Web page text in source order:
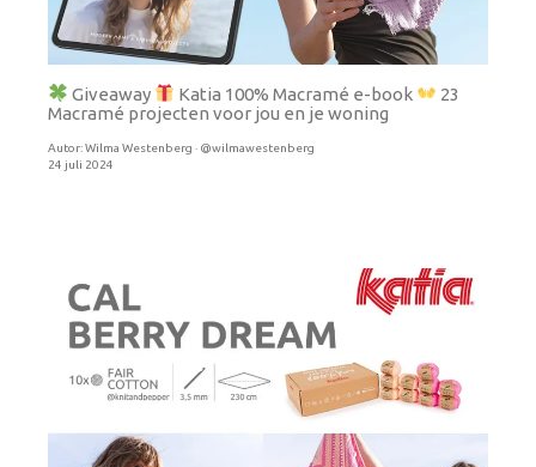
Giveaway Katia 100% Macramé e-book
23
Macramé projecten voor jou en je woning
Autor:Wilma Westenberg · @wilmawestenberg
24 juli 2024